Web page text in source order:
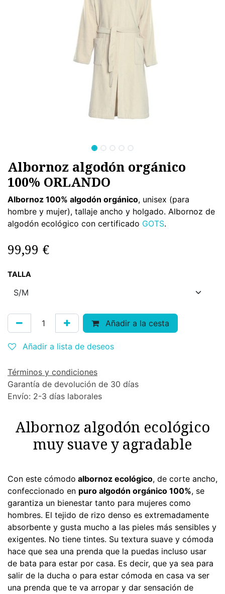
Albornoz algodón orgánico
100% ORLANDO
Albornoz 100% algodón orgánico, unisex (para
hombre y mujer), tallaje ancho y holgado. Albornoz de
algodón ecológico con certificado GOTS.
99,99 €
TALLA
Añadir a la cesta
Añadir a lista de deseos
Términos y condiciones
Garantía de devolución de 30 días
Envío: 2-3 días laborales
Albornoz algodón ecológico
muy suave y agradable
Con este cómodo albornoz ecológico, de corte ancho,
confeccionado en puro algodón orgánico 100%, se
garantiza un bienestar tanto para mujeres como
hombres. El tejido de rizo denso es extremadamente
absorbente y gusta mucho a las pieles más sensibles y
exigentes. No tiene tintes. Su textura suave y cómoda
hace que sea una prenda que la puedas incluso usar
de bata para estar por casa. Es decir, que ya sea para
salir de la ducha o para estar cómoda en casa va ser
una prenda que te va arropar y dar sensación de